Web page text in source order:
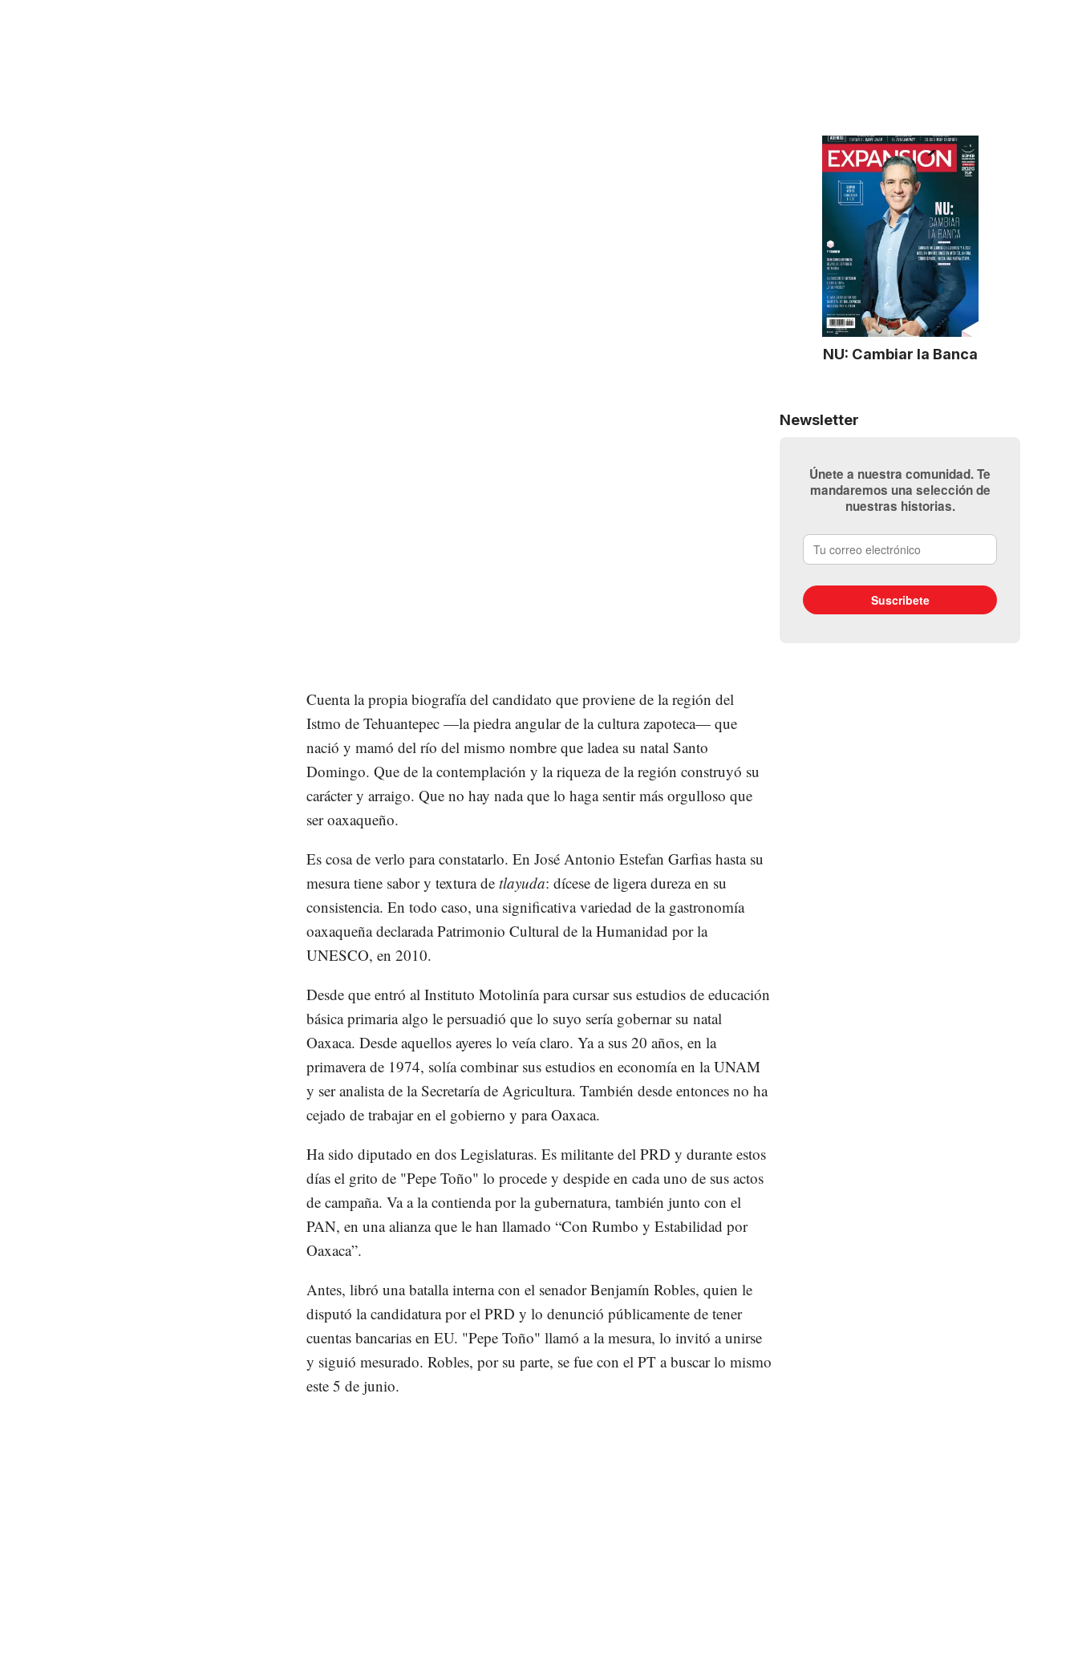
NU: Cambiar la Banca
Newsletter
Únete a nuestra comunidad. Te
mandaremos una selección de
nuestras historias.
Cuenta la propia biografía del candidato que proviene de la región del
Istmo de Tehuantepec —la piedra angular de la cultura zapoteca— que
nació y mamó del río del mismo nombre que ladea su natal Santo
Domingo. Que de la contemplación y la riqueza de la región construyó su
carácter y arraigo. Que no hay nada que lo haga sentir más orgulloso que
ser oaxaqueño.
Es cosa de verlo para constatarlo. En José Antonio Estefan Garfias hasta su
mesura tiene sabor y textura de tlayuda: dícese de ligera dureza en su
consistencia. En todo caso, una significativa variedad de la gastronomía
oaxaqueña declarada Patrimonio Cultural de la Humanidad por la
UNESCO, en 2010.
Desde que entró al Instituto Motolinía para cursar sus estudios de educación
básica primaria algo le persuadió que lo suyo sería gobernar su natal
Oaxaca. Desde aquellos ayeres lo veía claro. Ya a sus 20 años, en la
primavera de 1974, solía combinar sus estudios en economía en la UNAM
y ser analista de la Secretaría de Agricultura. También desde entonces no ha
cejado de trabajar en el gobierno y para Oaxaca.
Ha sido diputado en dos Legislaturas. Es militante del PRD y durante estos
días el grito de "Pepe Toño" lo procede y despide en cada uno de sus actos
de campaña. Va a la contienda por la gubernatura, también junto con el
PAN, en una alianza que le han llamado “Con Rumbo y Estabilidad por
Oaxaca”.
Antes, libró una batalla interna con el senador Benjamín Robles, quien le
disputó la candidatura por el PRD y lo denunció públicamente de tener
cuentas bancarias en EU. "Pepe Toño" llamó a la mesura, lo invitó a unirse
y siguió mesurado. Robles, por su parte, se fue con el PT a buscar lo mismo
este 5 de junio.